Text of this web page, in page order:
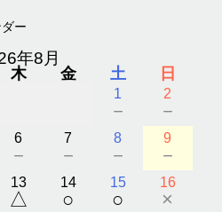
ー
年8月
木 金 土 日
1
－
2
－
6
－
7
－
8
－
9
－
13
△
14
○
15
○
16
×